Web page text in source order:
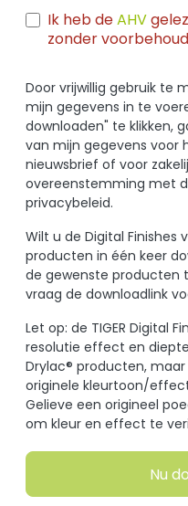
Ik heb deAHV
zonder
Door vrijwillig gebruik te
mijn gegevens in te
downloaden" te klikken,
van mijn gegevens voor
nieuwsbrief of voor
overeenstemming met
privacybeleid.
Wilt u de Digital Finishes
producten in één keer
de gewenste producten
vraag de downloadlink
Let op: de TIGER Digital
resolutie effect en
Drylac® producten,
originele kleurtoon/
Gelieve een origineel
om kleur en effect te
Nu